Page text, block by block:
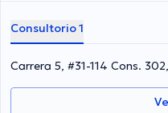
miembro de diversas
ha colaborado en múltiples
formación continua en su
compartido numerosas
maneja el especialista.
Consultorio 1
Carrera 5, #31-114 Cons.